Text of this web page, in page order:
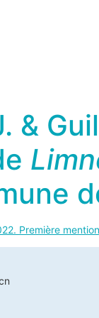
&
Première